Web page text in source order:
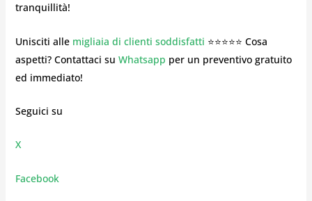
tranquillità!
Unisciti alle migliaia di clienti soddisfatti ⭐⭐⭐⭐⭐ Cosa
aspetti? Contattaci su Whatsapp per un preventivo gratuito
ed immediato!
Seguici su
X
Facebook